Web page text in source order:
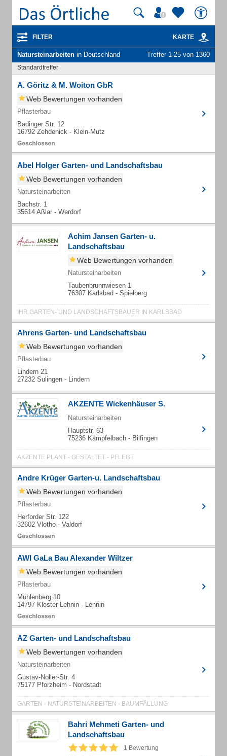
FILTER KARTE
Natursteinarbeiten in Deutschland Treffer 1-25 von 1360
Standardtreffer
A. Göritz & M. Woiton GbR
Web Bewertungen vorhanden
Pflasterbau
Badinger Str. 12
16792 Zehdenick - Klein-Mutz
Abel Holger Garten- und Landschaftsbau
Web Bewertungen vorhanden
Natursteinarbeiten
Bachstr. 1
35614 Aßlar - Werdorf
Achim Jansen Garten- u.
Landschaftsbau
Web Bewertungen vorhanden
Natursteinarbeiten
Taubenbrunnwiesen 1
76307 Karlsbad - Spielberg
IHR GARTEN- UND LANDSCHAFTSBAUER IN KARLSBAD
Ahrens Garten- und Landschaftsbau
Web Bewertungen vorhanden
Pflasterbau
Lindern 21
27232 Sulingen - Lindern
AKZENTE Wickenhäuser S.
Natursteinarbeiten
Hauptstr. 63
75236 Kämpfelbach - Bilfingen
AKZENTE PLANT - GESTALTET - PFLEGT
Andre Krüger Garten-u. Landschaftsbau
Web Bewertungen vorhanden
Pflasterbau
Herforder Str. 122
32602 Vlotho - Valdorf
AWI GaLa Bau Alexander Wiltzer
Web Bewertungen vorhanden
Pflasterbau
Mühlenberg 10
14797 Kloster Lehnin - Lehnin
AZ Garten- und Landschaftsbau
Web Bewertungen vorhanden
Natursteinarbeiten
Gustav-Noller-Str. 4
75177 Pforzheim - Nordstadt
GARTEN - NATURSTEINARBEITEN - BAUMFÄLLUNG
Bahri Mehmeti Garten- und
Landschaftsbau
1 Bewertung